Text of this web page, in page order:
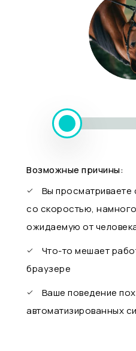
Возможные причины:
Вы просматриваете
со скоростью,
ожидаемую от
Что-то мешает
браузере
Ваше поведение
автоматизированных